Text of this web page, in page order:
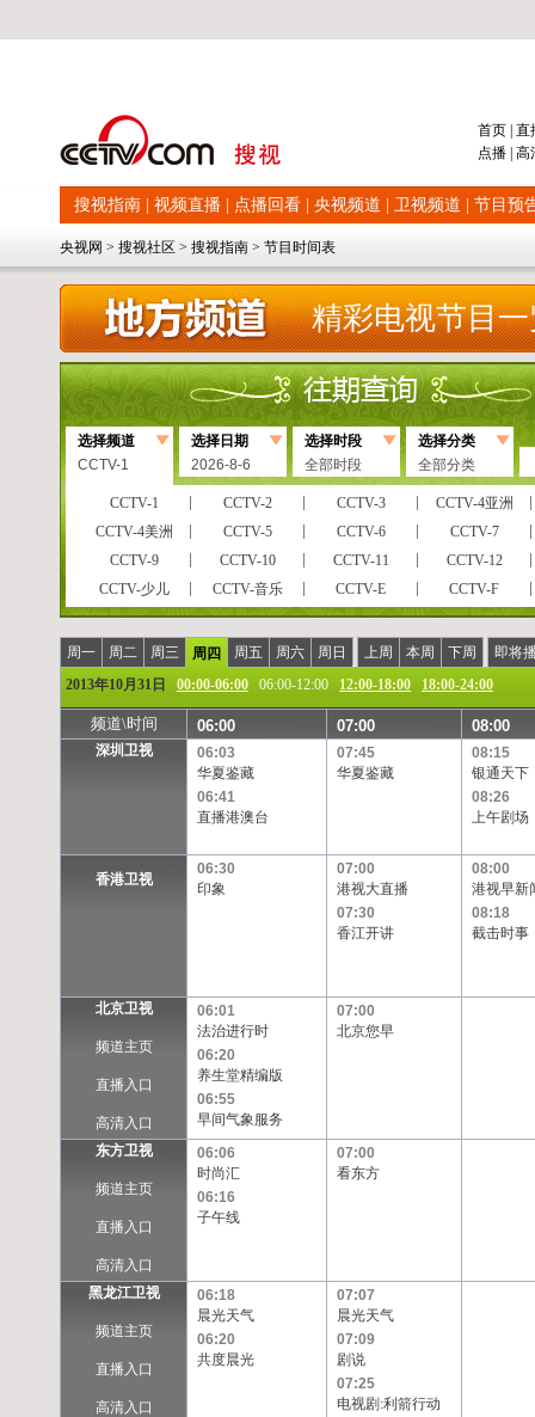
首页 直
点播 高
搜视指南 视频直播 点播回看 央视频道 卫视频道 节目预
央视网 > 搜视社区 > 搜视指南 > 节目时间表
精彩电视节目
选择频道
CCTV-1
选择日期
2026-8-6
选择时段
全部时段
选择分类
全部分类
CCTV-1 CCTV-2 CCTV-3
CCTV-4亚洲
CCTV-4美洲
CCTV-5 CCTV-6
CCTV-7
CCTV-9
CCTV-10 CCTV-11
CCTV-12
CCTV-少儿
CCTV-音乐 CCTV-E
CCTV-F
CCTVPусский
CCTV-高清 风云足球
风云音乐
风云剧场
世界地理 电视指南
怀旧剧场
女性时尚
CCTV-娱乐 CCTV-戏曲
CCTV-电影
央视文化精品
先锋纪录 现代女性
英语辅导
孕育指南
早期教育 CCTV证券资讯
中学生频道
彩民在线
法律服务 高尔夫
CCTV-靓妆
CCTV-汽摩
留学世界
天元围棋
教育一台
河北卫视
河南卫视 黑龙江卫视
湖北卫视
辽宁卫视
山东卫视
四川卫视
天津卫视
西藏卫视
青海卫视 宁夏卫视
凤凰中文台
凤凰资讯台
TVB-星河
TVB-8
周一 周二 周三 周四 周五 周六 周日 上周 本周 下周
即将
2013年10月31日
00:00-06:00 06:00-12:00 12:00-18:00 18:00-24:00
频道\时间 06:00 07:00 08:00
深圳卫视
06:03
华夏鉴藏
06:41
直播港澳台
07:45
华夏鉴藏
08:15
银通天下
08:26
上午剧场
香港卫视
06:30
印象
07:00
港视大直播
07:30
香江开讲
08:00
港视早新
08:18
截击时事
北京卫视
频道主页
直播入口
高清入口
06:01
法治进行时
06:20
养生堂精编版
06:55
早间气象服务
07:00
北京您早
东方卫视
频道主页
直播入口
高清入口
06:06
时尚汇
06:16
子午线
07:00
看东方
黑龙江卫视
频道主页
直播入口
高清入口
06:18
晨光天气
06:20
共度晨光
07:07
晨光天气
07:09
剧说
07:25
电视剧:利箭行动